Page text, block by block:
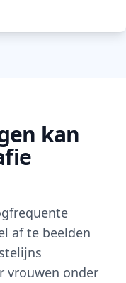
kan
af te beelden
vrouwen onder